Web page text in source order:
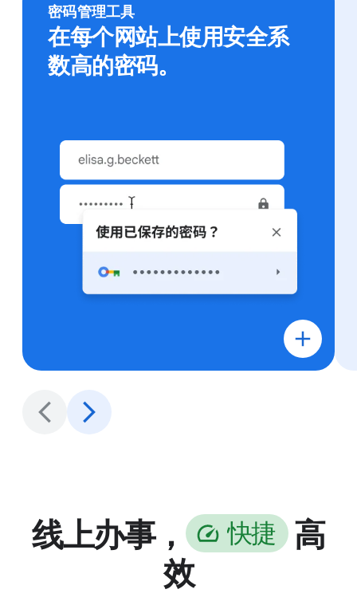
密码管理工具
在每个网站上使用安全系
数高的密码。
线上办事， 快捷 高
效